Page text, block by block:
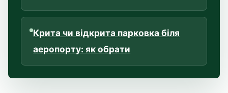
Крита чи відкрита парковка біля
аеропорту: як обрати